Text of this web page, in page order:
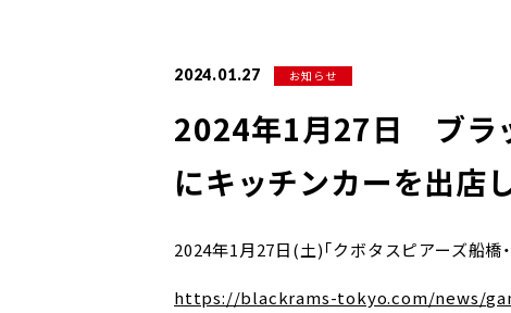
2024.01.27 お知らせ
2024年1月27日 ブラッ
にキッチンカーを出店
2024年1月27日(土)「クボタスピアーズ船橋
https://blackrams-tokyo.com/news/